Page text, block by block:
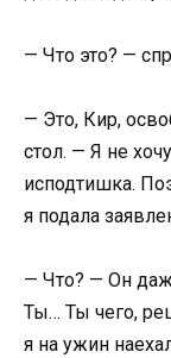
— Что это? —
— Это, Кир,
стол. — Я не
исподтишка.
я подала
— Что? — Он
Ты… Ты чего,
я на ужин